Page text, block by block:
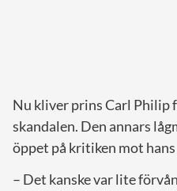
Nu kliver prins Carl Philip
skandalen. Den annars
öppet på kritiken mot
– Det kanske var lite